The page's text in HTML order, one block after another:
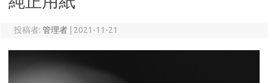
投稿者: 管理者 2021-11-21